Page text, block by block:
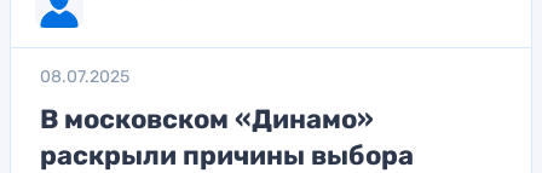
08.07.2025
В московском «Динамо»
раскрыли причины выбора